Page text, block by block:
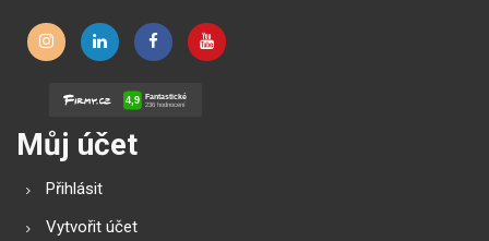
Můj účet
Přihlásit
Vytvořit účet